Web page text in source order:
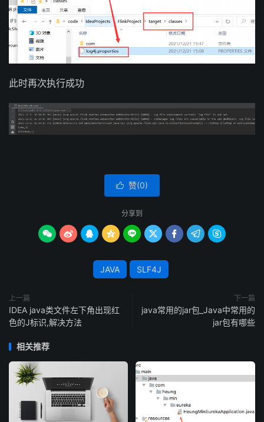
此时再次执行成功
 赞(0)
分享到
        
JAVA SLF4J
上一篇
IDEA java类文件左下角出现红
色的J标识,解决方法
下一篇
java常用的jar包_Java中常用的
jar包有哪些
相关推荐